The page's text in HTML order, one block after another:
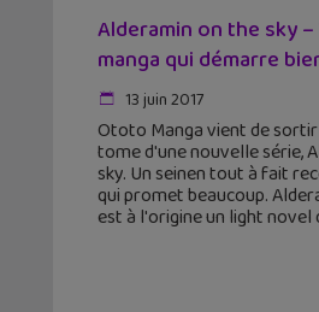
Alderamin on the sky –
manga qui démarre
13 juin 2017
Ototo Manga vient de
tome d'une nouvelle série,
sky. Un seinen tout à fait
qui promet beaucoup.
est à l'origine un light novel